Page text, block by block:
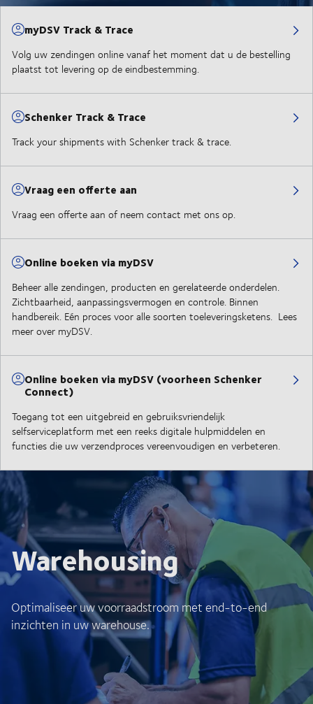
myDSV Track & Trace
Volg uw zendingen online vanaf het moment dat u de bestelling
plaatst tot levering op de eindbestemming.
Schenker Track & Trace
Track your shipments with Schenker track & trace.
Vraag een offerte aan
Vraag een offerte aan of neem contact met ons op.
Online boeken via myDSV
Beheer alle zendingen, producten en gerelateerde onderdelen.
Zichtbaarheid, aanpassingsvermogen en controle. Binnen
handbereik. Eén proces voor alle soorten toeleveringsketens. Lees
meer over myDSV.
Online boeken via myDSV (voorheen Schenker
Connect)
Toegang tot een uitgebreid en gebruiksvriendelijk
selfserviceplatform met een reeks digitale hulpmiddelen en
functies die uw verzendproces vereenvoudigen en verbeteren.
Warehousing
Optimaliseer uw voorraadstroom met end-to-end
inzichten in uw warehouse.